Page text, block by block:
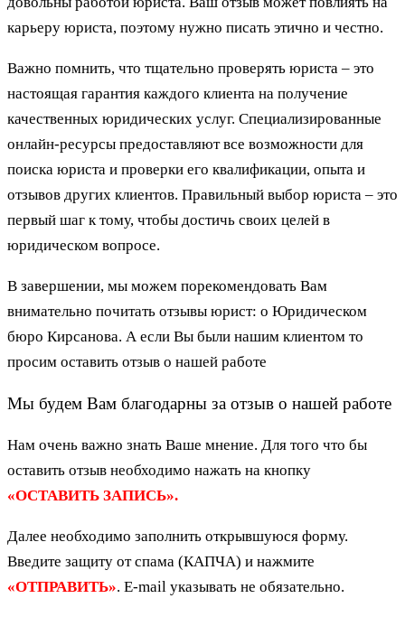
карьеру юриста, поэтому нужно писать этично и честно.
Важно помнить, что тщательно проверять юриста – это
настоящая гарантия каждого клиента на получение
качественных юридических услуг. Специализированные
онлайн-ресурсы предоставляют все возможности для
поиска юриста и проверки его квалификации, опыта и
отзывов других клиентов. Правильный выбор юриста – это
первый шаг к тому, чтобы достичь своих целей в
юридическом вопросе.
В завершении, мы можем порекомендовать Вам
внимательно почитать отзывы юрист: о Юридическом
бюро Кирсанова. А если Вы были нашим клиентом то
просим оставить отзыв о нашей работе
Мы будем Вам благодарны за отзыв о нашей работе
Нам очень важно знать Ваше мнение. Для того что бы
оставить отзыв необходимо нажать на кнопку
«ОСТАВИТЬ ЗАПИСЬ».
Далее необходимо заполнить открывшуюся форму.
Введите защиту от спама (КАПЧА) и нажмите
«ОТПРАВИТЬ». E-mail указывать не обязательно.